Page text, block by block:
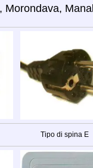
Morondava,
Tipo di spina E